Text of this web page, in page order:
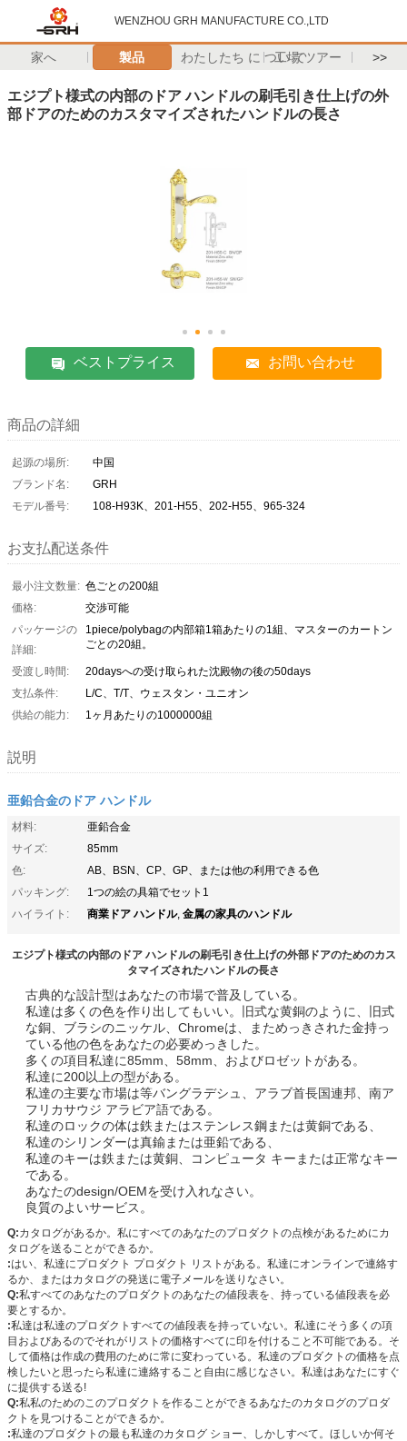
WENZHOU GRH MANUFACTURE CO.,LTD
家へ 製品 わたしたち に つい て工場 ツアー >>
エジプト様式の内部のドア ハンドルの刷毛引き仕上げの外
部ドアのためのカスタマイズされたハンドルの長さ
ベストプライス お問い合わせ
商品の詳細
起源の場所:
中国
ブランド名:
GRH
モデル番号:
108-H93K、201-H55、202-H55、965-324
お支払配送条件
最小注文数量: 色ごとの200組
価格:
交渉可能
パッケージの
詳細:
1piece/polybagの内部箱1箱あたりの1組、マスターのカートン
ごとの20組。
受渡し時間:
20daysへの受け取られた沈殿物の後の50days
支払条件:
L/C、T/T、ウェスタン・ユニオン
供給の能力:
1ヶ月あたりの1000000組
説明
亜鉛合金のドア ハンドル
材料:
亜鉛合金
サイズ:
85mm
色:
AB、BSN、CP、GP、または他の利用できる色
パッキング:
1つの絵の具箱でセット1
ハイライト:
商業ドア ハンドル, 金属の家具のハンドル
エジプト様式の内部のドア ハンドルの刷毛引き仕上げの外部ドアのためのカス
タマイズされたハンドルの長さ
古典的な設計型はあなたの市場で普及している。
私達は多くの色を作り出してもいい。旧式な黄銅のように、旧式
な銅、ブラシのニッケル、Chromeは、まためっきされた金持っ
ている他の色をあなたの必要めっきした。
多くの項目私達に85mm、58mm、およびロゼットがある。
私達に200以上の型がある。
私達の主要な市場は等バングラデシュ、アラブ首長国連邦、南ア
フリカサウジ アラビア語である。
私達のロックの体は鉄またはステンレス鋼または黄銅である、
私達のシリンダーは真鍮または亜鉛である、
私達のキーは鉄または黄銅、コンピュータ キーまたは正常なキー
である。
あなたのdesign/OEMを受け入れなさい。
良質のよいサービス。
Q:カタログがあるか。私にすべてのあなたのプロダクトの点検があるためにカ
タログを送ることができるか。
:はい、私達にプロダクト プロダクト リストがある。私達にオンラインで連絡す
るか、またはカタログの発送に電子メールを送りなさい。
Q:私すべてのあなたのプロダクトのあなたの値段表を、持っている値段表を必
要とするか。
:私達は私達のプロダクトすべての値段表を持っていない。私達にそう多くの項
目およびあるのでそれがリストの価格すべてに印を付けること不可能である。そ
して価格は作成の費用のために常に変わっている。私達のプロダクトの価格を点
検したいと思ったら私達に連絡すること自由に感じなさい。私達はあなたにすぐ
に提供する送る!
Q:私私のためのこのプロダクトを作ることができるあなたのカタログのプロダ
クトを見つけることができるか。
:私達のプロダクトの最も私達のカタログ ショー、しかしすべて。ほしいか何そ